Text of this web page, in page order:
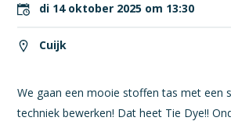
di 14 oktober 2025 om 13:30
Cuijk
We gaan een mooie stoffen tas met een
techniek bewerken! Dat heet Tie Dye!!